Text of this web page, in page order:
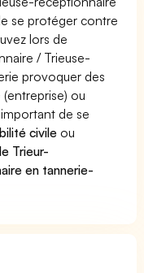
se protéger contre
lors de
/ Trieuse-
provoquer des
ou
de se
civile ou
Trieur-
en tannerie-